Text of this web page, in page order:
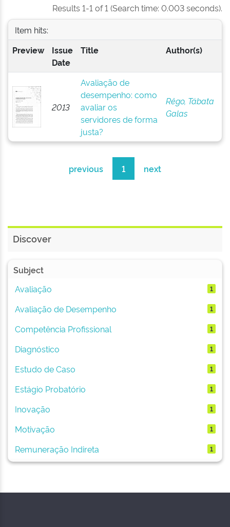
Results 1-1 of 1 (Search time: 0.003 seconds).
Item hits:
Preview
Issue
Date
Title Author(s)
2013
Avaliação de
desempenho: como
avaliar os
servidores de forma
justa?
Rêgo, Tábata
Galas
previous 1 next
Discover
Subject
Avaliação
1
Avaliação de Desempenho 1
Competência Profissional 1
Diagnóstico 1
Estudo de Caso 1
Estágio Probatório 1
Inovação 1
Motivação 1
Remuneração Indireta 1